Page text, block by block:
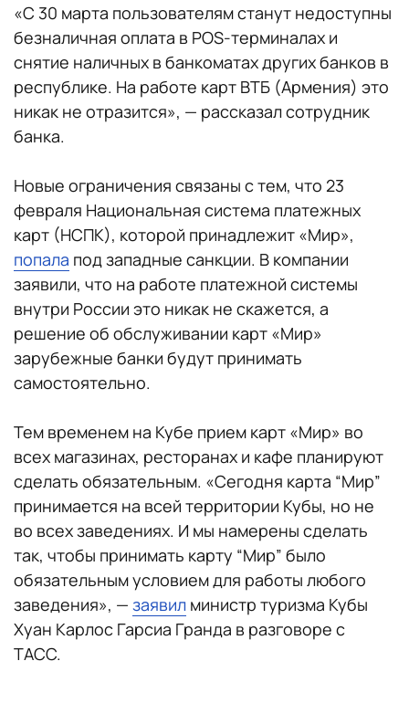
«С 30 марта пользователям станут недоступны
безналичная оплата в POS-терминалах и
снятие наличных в банкоматах других банков в
республике. На работе карт ВТБ (Армения) это
никак не отразится», — рассказал сотрудник
банка.
Новые ограничения связаны с тем, что 23
февраля Национальная система платежных
карт (НСПК), которой принадлежит «Мир»,
попала под западные санкции. В компании
заявили, что на работе платежной системы
внутри России это никак не скажется, а
решение об обслуживании карт «Мир»
зарубежные банки будут принимать
самостоятельно.
Тем временем на Кубе прием карт «Мир» во
всех магазинах, ресторанах и кафе планируют
сделать обязательным. «Сегодня карта “Мир”
принимается на всей территории Кубы, но не
во всех заведениях. И мы намерены сделать
так, чтобы принимать карту “Мир” было
обязательным условием для работы любого
заведения», — заявил министр туризма Кубы
Хуан Карлос Гарсиа Гранда в разговоре с
ТАСС.